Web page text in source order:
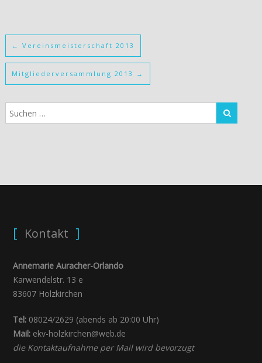
← Vereinsmeisterschaft 2013
Mitgliederversammlung 2013 →
Kontakt
Annemarie Auracher-Orlando
Karwendelstr. 13 e
83607 Holzkirchen
Tel:08024/2629 (abends ab 20:00 Uhr)
Mail:ekv-holzkirchen@web.de
die Kontaktaufnahme per Mail wird bevorzugt